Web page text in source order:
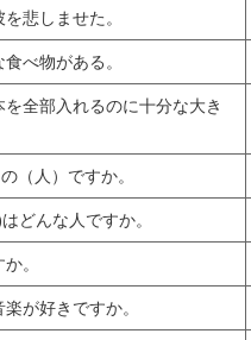
悲しませた。
べ物がある。
を全部入れるのに十分な大き
（人）ですか。
どんな人ですか。
。
が好きですか。